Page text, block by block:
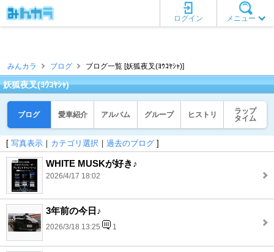
メニュー
ログイン
みんカラ ブログ ブログ一覧 [妖狐夜叉(ﾖｳｺﾔｼｬ)]
妖狐夜叉(ﾖｳｺﾔｼｬ)
ブログ 愛車紹介 アルバム グループ ヒストリ
ラップ
タイム
[ 写真表示 ｜ カテゴリ選択 ｜ 過去のブログ ]
WHITE MUSKが好き♪
2026/4/17 18:02
3年前の今日♪
2026/3/18 13:25 1